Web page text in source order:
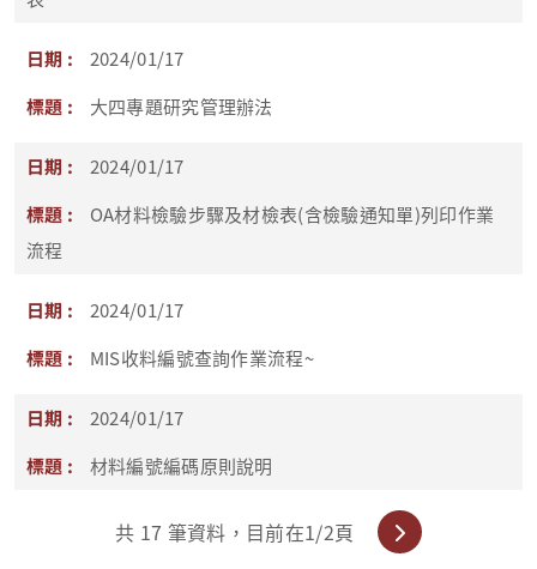
2024/01/17
大四專題研究管理辦法
2024/01/17
OA材料檢驗步驟及材檢表(含檢驗通知單)列印作業
流程
2024/01/17
MIS收料編號查詢作業流程~
2024/01/17
材料編號編碼原則說明
共 17 筆資料，目前在1/2頁